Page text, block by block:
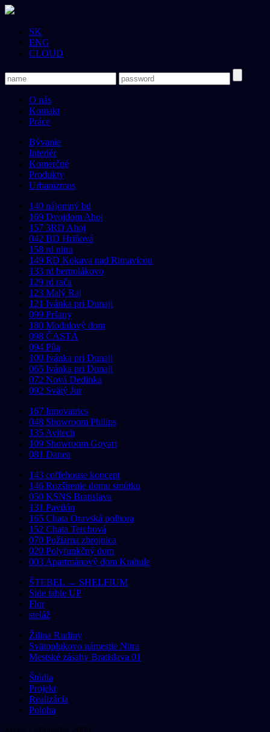
SK
ENG
CLOUD
O nás
Kontakt
Práce
Bývanie
Interiér
Komerčné
Produkty
Urbanizmus
140 nájomný bd
169 Dvojdom Ahoj
157 3RD Ahoj
042 BD Hriňová
158 rd nitra
149 RD Kokava nad Rimavicou
133 rd bernolákovo
129 rd rača
123 Malý Raj
121 Ivánka pri Dunaji
099 Pršany
180 Modulový dom
098 ČASTÁ
094 Píla
100 Ivánka pri Dunaji
065 Ivánka pri Dunaji
072 Nová Dedinka
092 Svätý Jur
167 Innovatrics
048 Showroom Philips
135 Avitech
109 Showroom Goyart
081 Danea
143 coffehouse koncept
146 Rozšírenie domu smútku
050 KSNS Bratislava
131 Pavilón
165 Chata Oravská polhora
152 Chata Terchová
070 Požiarna zbrojnica
020 Polyfunkčný dom
003 Apartmánový dom Krahule
ŠTEBEL → SHELFIUM
Side table UP
Flor
steláž
Žilina Rudiny
Svätoplukovo námestie Nitra
Mestské zásahy Bratislava 01
Štúdia
Projekt
Realizácia
Poloha